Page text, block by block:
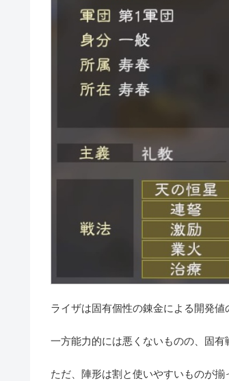
ライザは固有個性の錬金による開発
一方能力的には悪くないものの、固
ただ、陣形は割と使いやすいものが